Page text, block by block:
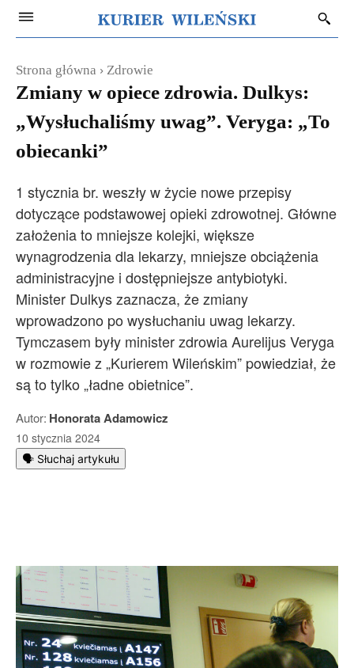
Strona główna Zdrowie
Zmiany w opiece zdrowia. Dulkys:
„Wysłuchaliśmy uwag”. Veryga: „To
obiecanki”
1 stycznia br. weszły w życie nowe przepisy
dotyczące podstawowej opieki zdrowotnej. Główne
założenia to mniejsze kolejki, większe
wynagrodzenia dla lekarzy, mniejsze obciążenia
administracyjne i dostępniejsze antybiotyki.
Minister Dulkys zaznacza, że zmiany
wprowadzono po wysłuchaniu uwag lekarzy.
Tymczasem były minister zdrowia Aurelijus Veryga
w rozmowie z „Kurierem Wileńskim” powiedział, że
są to tylko „ładne obietnice”.
Autor: Honorata Adamowicz
10 stycznia 2024
🗣️ Słuchaj artykułu